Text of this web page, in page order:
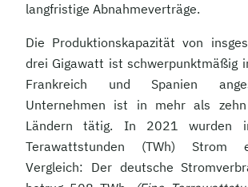
langfristige Abnahmeverträge.
Die Produktionskapazität von
drei Gigawatt ist schwerpunktmäßig
Frankreich und Spanien
Unternehmen ist in mehr als zehn
Ländern tätig. In 2021 wurden
Terawattstunden (TWh) Strom
Vergleich: Der deutsche